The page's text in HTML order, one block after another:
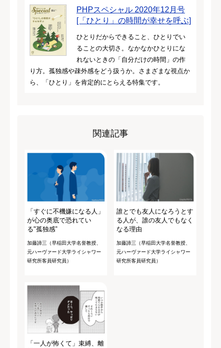
PHPスペシャル 2020年12月号
[「ひとり」の時間が幸せを呼ぶ]
ひとりだからできること、ひとりでい
ることの大切さ。なかなかひとりにな
れないときの「自分だけの時間」の作
り方。孤独感や疎外感をどう扱うか。さまざまな視点か
ら、「ひとり」を肯定的にとらえる特集です。
関連記事
「すぐに不機嫌になる人」
が心の奥底で恐れてい
る"孤独感”
加藤諦三（早稲田大学名誉教授、
元ハーヴァード大学ライシャワー
研究所客員研究員）
誰とでも友人になろうとす
る人が、誰の友人でもなく
なる理由
加藤諦三（早稲田大学名誉教授、
元ハーヴァード大学ライシャワー
研究所客員研究員）
「一人が怖くて」束縛、離